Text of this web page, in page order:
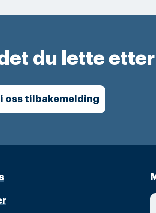
du lette
oss tilbakemelding